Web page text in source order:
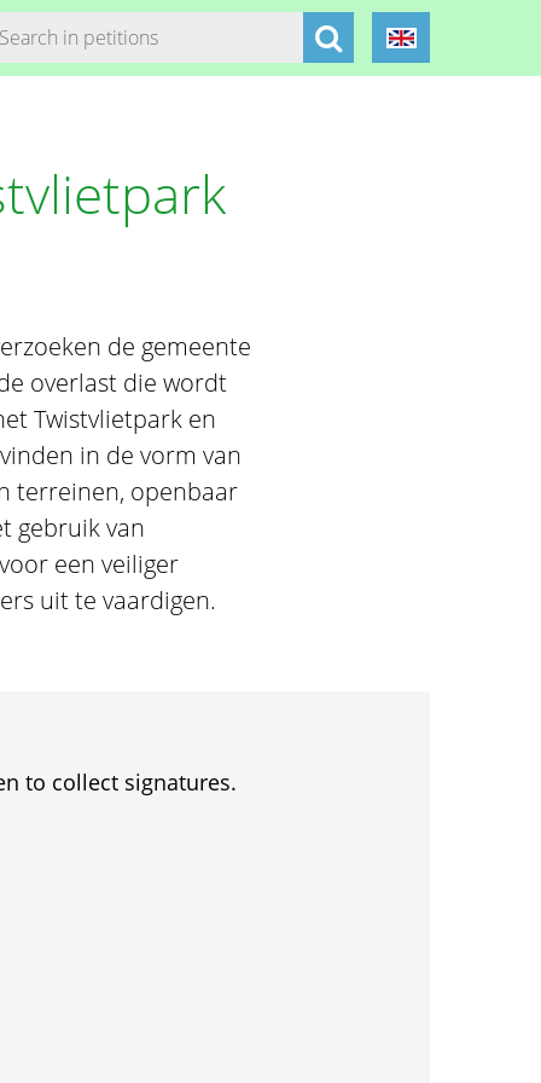
de gemeente
overlast die wordt
Twistvlietpark en
in de vorm van
terreinen, openbaar
gebruik van
een veiliger
uit te vaardigen.
to collect signatures.